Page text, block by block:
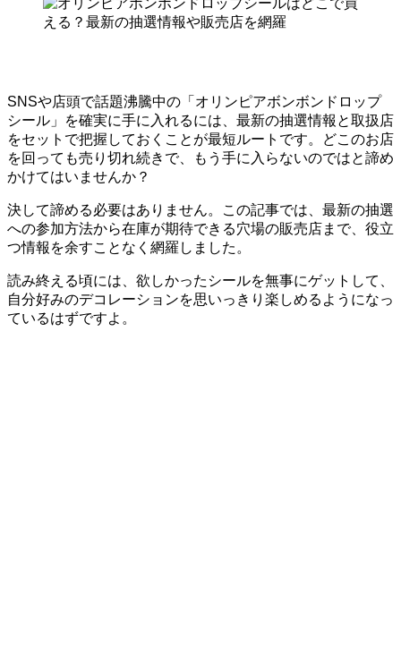
SNSや店頭で話題沸騰中の「オリンピアボンボンドロップ
シール」を確実に手に入れるには、最新の抽選情報と取扱店
をセットで把握しておくことが最短ルートです。どこのお店
を回っても売り切れ続きで、もう手に入らないのではと諦め
かけてはいませんか？
決して諦める必要はありません。この記事では、最新の抽選
への参加方法から在庫が期待できる穴場の販売店まで、役立
つ情報を余すことなく網羅しました。
読み終える頃には、欲しかったシールを無事にゲットして、
自分好みのデコレーションを思いっきり楽しめるようになっ
ているはずですよ。